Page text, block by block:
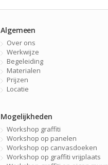
Algemeen
Over ons
Werkwijze
Begeleiding
Materialen
Prijzen
Locatie
Mogelijkheden
Workshop graffiti
Workshop op panelen
Workshop op canvasdoeken
Workshop op graffiti vrijplaats